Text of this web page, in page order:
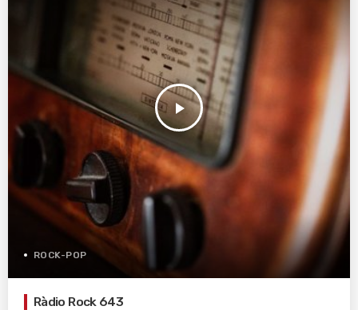
play_arrow
ROCK-POP
Ràdio Rock 643